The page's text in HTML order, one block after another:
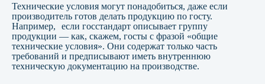
Технические условия могут понадобиться, даже если
производитель готов делать продукцию по госту.
Например, если госстандарт описывает группу
продукции — как, скажем, госты с фразой «общие
технические условия». Они содержат только часть
требований и предписывают иметь внутреннюю
техническую документацию на производстве.